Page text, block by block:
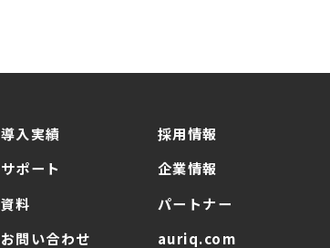
導入実績
サポート
資料
お問い合わせ
採用情報
企業情報
パートナー
auriq.com